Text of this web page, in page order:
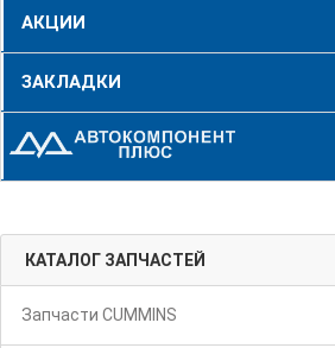
АКЦИИ
ЗАКЛАДКИ
КАТАЛОГ ЗАПЧАСТЕЙ
Запчасти CUMMINS